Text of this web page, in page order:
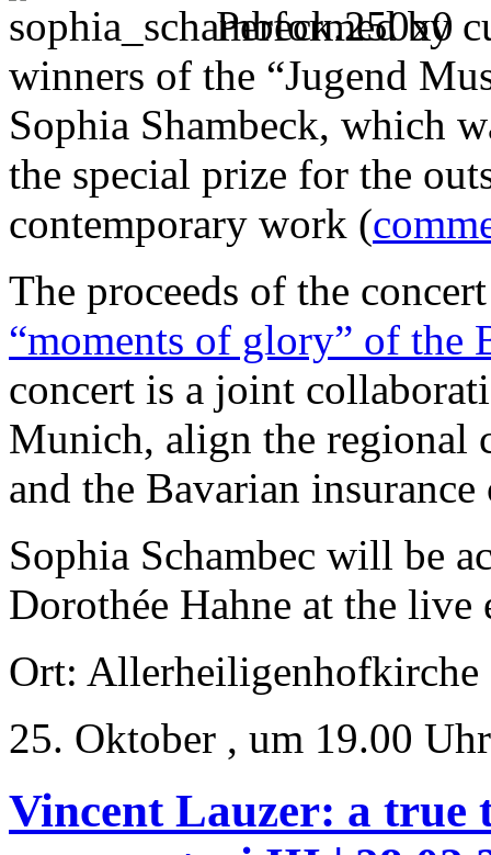
Performed by
winners of the “Jugend
Sophia Shambeck, which
the special prize for the
contemporary work (
The proceeds of the
“moments of glory” of the
concert is a joint
Munich, align the regional
and the Bavarian insurance
Sophia Schambec will be
Dorothée Hahne at the live
Ort: Allerheiligenhofkirche
25. Oktober , um 19.00 Uhr
Vincent Lauzer: a